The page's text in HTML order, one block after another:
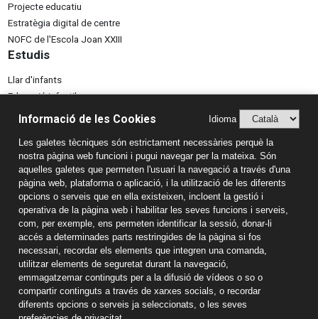
Projecte educatiu
Estratègia digital de centre
NOFC de l'Escola Joan XXIII
Estudis
Llar d'infants
Educació infantil
Educació primària
Batxillerat
Formació professional
Informació de contacte
Escola Joan XXIII
C/ Catorze, S/N, 43100 Tarragona
Tel. 977 54 28 07
Email: escola@escolajoan23.com
Aspectes Legals
Avís Legal
Política de Privacitat
Informació de les Cookies Idioma
Les galetes tècniques són estrictament necessàries perquè la
nostra pàgina web funcioni i pugui navegar per la mateixa. Són
aquelles galetes que permeten l'usuari la navegació a través d'una
pàgina web, plataforma o aplicació, i la utilització de les diferents
opcions o serveis que en ella existeixen, incloent la gestió i
operativa de la pàgina web i habilitar les seves funcions i serveis,
com, per exemple, ens permeten identificar la sessió, donar-li
accés a determinades parts restringides de la pàgina si fos
necessari, recordar els elements que integren una comanda,
utilitzar elements de seguretat durant la navegació,
emmagatzemar continguts per a la difusió de vídeos o so o
compartir continguts a través de xarxes socials, o recordar
diferents opcions o serveis ja seleccionats, o les seves